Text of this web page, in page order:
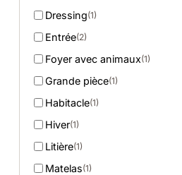
Dressing(1)
Entrée(2)
Foyer avec animaux(1)
Grande pièce(1)
Habitacle(1)
Hiver(1)
Litière(1)
Matelas(1)